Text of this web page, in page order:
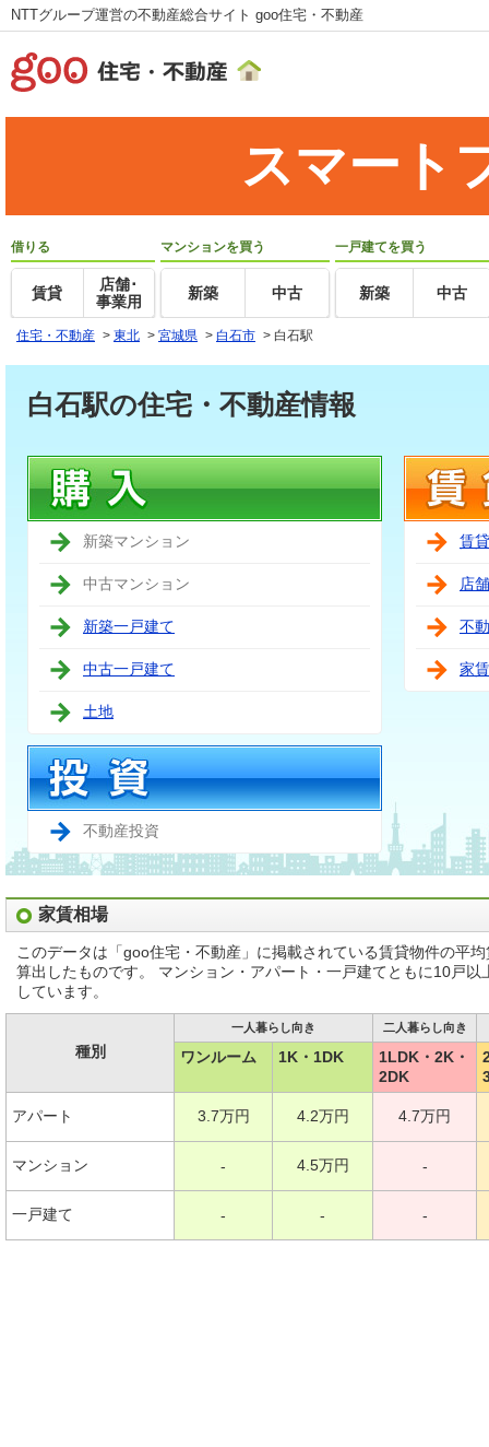
NTTグループ運営の不動産総合サイト goo住宅・不動産
スマート
借りる
賃貸
店舗･
事業用
マンションを買う
新築 中古
一戸建てを買う
新築 中古
住宅・不動産 > 東北 > 宮城県 > 白石市 > 白石駅
白石駅の住宅・不動産情報
新築マンション
中古マンション
新築一戸建て
中古一戸建て
土地
不動産投資
賃
店
不
家
家賃相場
このデータは「goo住宅・不動産」に掲載されている賃貸物件の平
算出したものです。 マンション・アパート・一戸建てともに10戸
しています。
種別
一人暮らし向き 二人暮らし向き
ワンルーム 1K・1DK
1LDK・2K・
2DK
アパート 3.7万円 4.2万円 4.7万円
マンション - 4.5万円 -
一戸建て - - -